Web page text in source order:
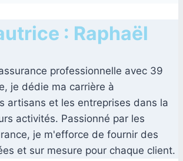
: Raphaël
professionnelle avec 39
je dédie ma carrière à
artisans et les entreprises dans la
activités. Passionné par les
je m'efforce de fournir des
et sur mesure pour chaque client.